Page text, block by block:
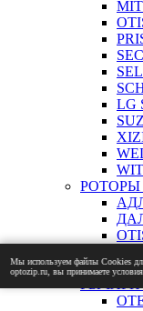
SEC
LG
РОТОРЫ
Мы используем файлы Сookies
optozip.ru, вы принимаете